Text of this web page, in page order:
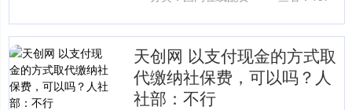
出多重信号....
天创网 以支付现金的方式取
代缴纳社保费，可以吗？人
社部：不行